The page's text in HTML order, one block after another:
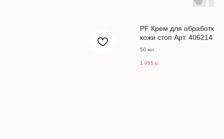
PF Крем для обработки
кожи стоп Арт. 406214
50 мл
1 055 р.